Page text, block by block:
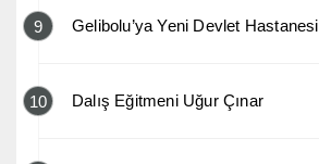
9 Gelibolu’ya Yeni Devlet
10 Dalış Eğitmeni Uğur Çınar